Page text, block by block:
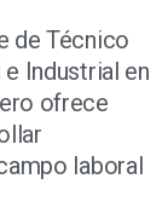
de Técnico
Industrial en
ofrece
laboral